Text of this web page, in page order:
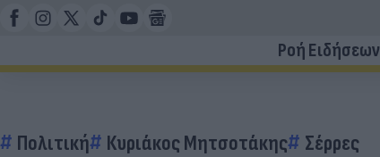
Ροή Ειδήσεων
Πολιτική Κυριάκος Μητσοτάκης Σέρρες